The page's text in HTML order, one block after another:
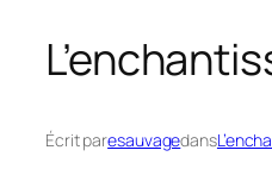
Écrit paresauvagedans